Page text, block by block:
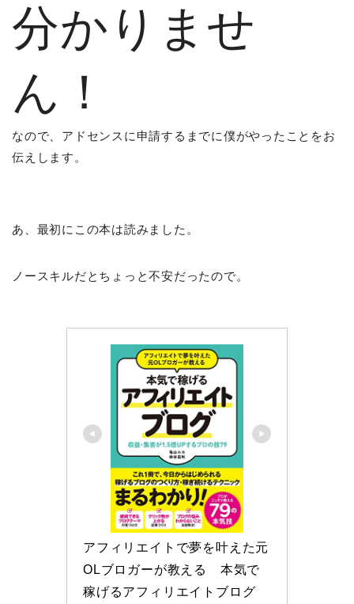
分かりませ
ん！
なので、アドセンスに申請するまでに僕がやったことをお
伝えします。
あ、最初にこの本は読みました。
ノースキルだとちょっと不安だったので。
アフィリエイトで夢を叶えた元
OLブロガーが教える　本気で
稼げるアフィリエイトブログ